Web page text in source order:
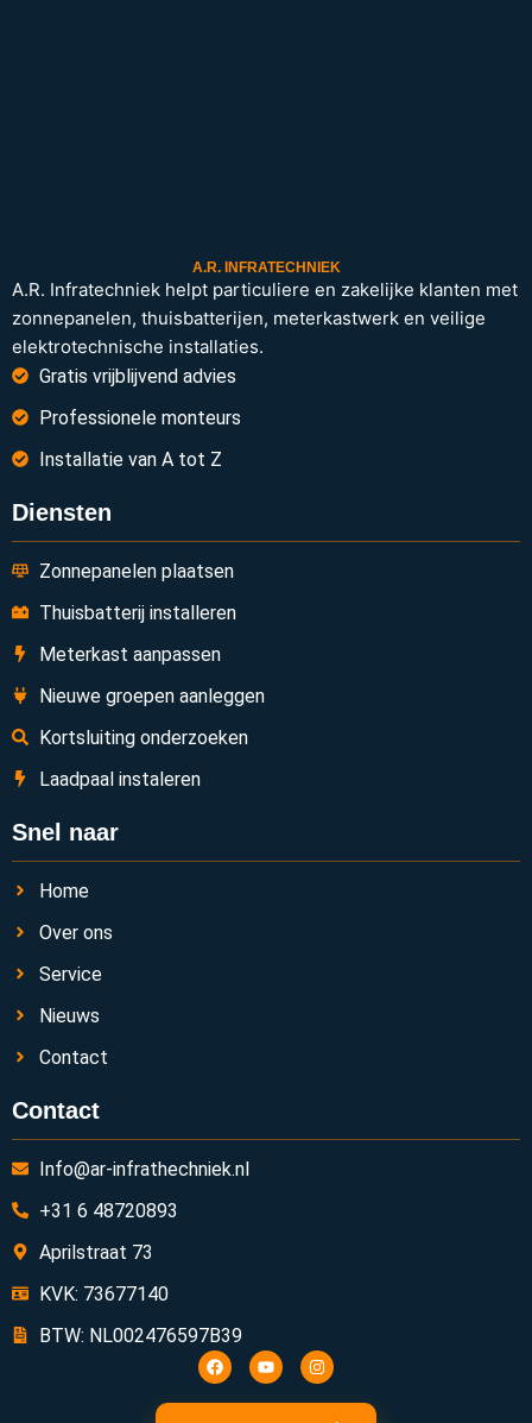
A.R. INFRATECHNIEK
A.R. Infratechniek helpt particuliere en zakelijke klanten met
zonnepanelen, thuisbatterijen, meterkastwerk en veilige
elektrotechnische installaties.
Gratis vrijblijvend advies
Professionele monteurs
Installatie van A tot Z
Diensten
Zonnepanelen plaatsen
Thuisbatterij installeren
Meterkast aanpassen
Nieuwe groepen aanleggen
Kortsluiting onderzoeken
Laadpaal instaleren
Snel naar
Home
Over ons
Service
Nieuws
Contact
Contact
Info@ar-infrathechniek.nl
+31 6 48720893
Aprilstraat 73
KVK: 73677140
BTW: NL002476597B39